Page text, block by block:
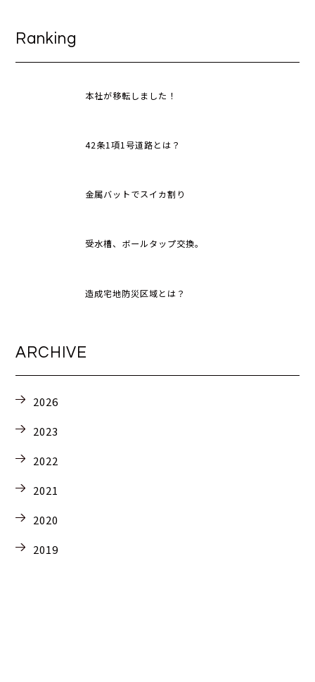
Ranking
本社が移転しました！
42条1項1号道路とは？
金属バットでスイカ割り
受水槽、ボールタップ交換。
造成宅地防災区域とは？
ARCHIVE
2026
2023
2022
2021
2020
2019